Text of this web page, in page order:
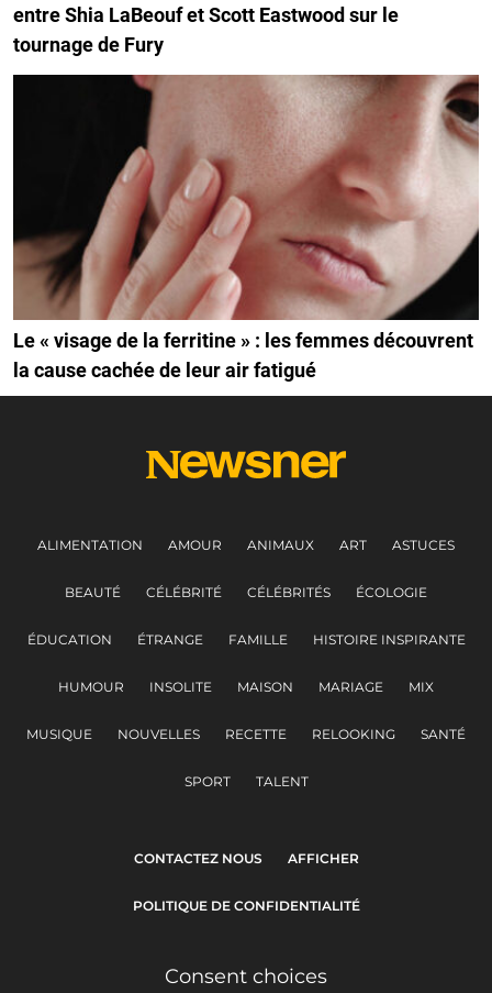
entre Shia LaBeouf et Scott Eastwood sur le
tournage de Fury
Le « visage de la ferritine » : les femmes découvrent
la cause cachée de leur air fatigué
ALIMENTATION AMOUR ANIMAUX ART ASTUCES
BEAUTÉ CÉLÉBRITÉ CÉLÉBRITÉS ÉCOLOGIE
ÉDUCATION ÉTRANGE FAMILLE HISTOIRE INSPIRANTE
HUMOUR INSOLITE MAISON MARIAGE MIX
MUSIQUE NOUVELLES RECETTE RELOOKING SANTÉ
SPORT TALENT
CONTACTEZ NOUS AFFICHER
POLITIQUE DE CONFIDENTIALITÉ
Consent choices